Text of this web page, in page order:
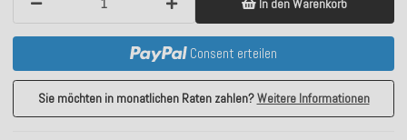
In den Warenkorb
Consent erteilen
Sie möchten in monatlichen Raten zahlen?Weitere Informationen